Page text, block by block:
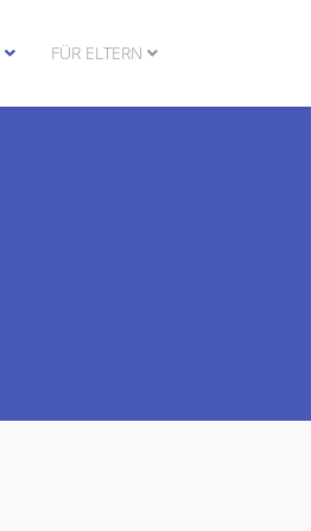
FÜR ELTERN